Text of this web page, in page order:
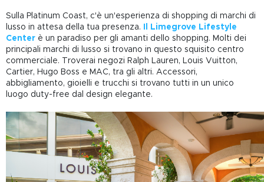
Sulla Platinum Coast, c'è un'esperienza di shopping di marchi di
lusso in attesa della tua presenza.
Il Limegrove Lifestyle
Center è un paradiso per gli amanti dello shopping. Molti dei
principali marchi di lusso si trovano in questo squisito centro
commerciale. Troverai negozi Ralph Lauren, Louis Vuitton,
Cartier, Hugo Boss e MAC, tra gli altri. Accessori,
abbigliamento, gioielli e trucchi si trovano tutti in un unico
luogo duty-free dal design elegante.